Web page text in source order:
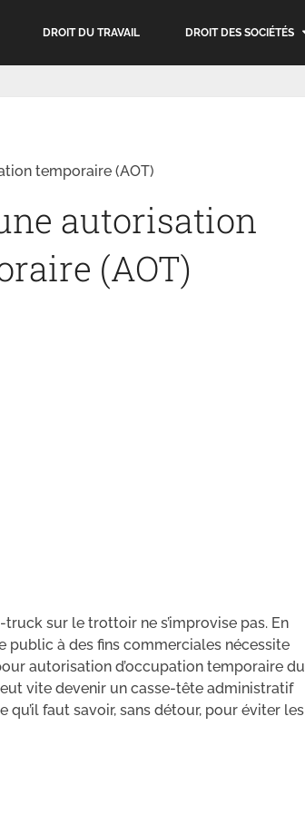
DROIT DU TRAVAIL DROIT DES SOCIÉTÉS
temporaire (AOT)
autorisation
(AOT)
sur le trottoir ne s’improvise pas. En
public à des fins commerciales nécessite
autorisation d’occupation temporaire du
vite devenir un casse-tête administratif
faut savoir, sans détour, pour éviter les